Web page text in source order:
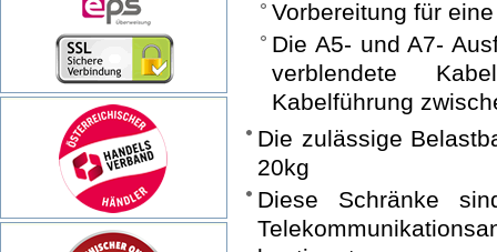
Vorbereitung für
Die A5- und A7-
verblendete
Kabelführung
Die zulässige
20kg
Diese Schränke